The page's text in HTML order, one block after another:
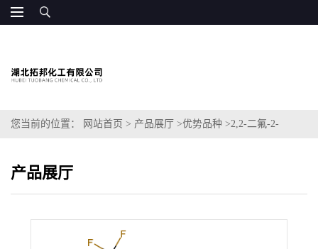
您当前的位置： 网站首页 > 产品展厅 >优势品种 >2,2-二氟-2-
酯
产品展厅